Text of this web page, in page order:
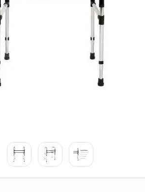
9 º absorvente